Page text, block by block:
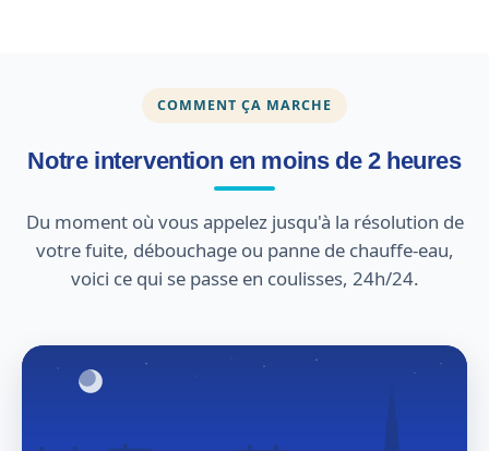
COMMENT ÇA MARCHE
Notre intervention en moins de 2 heures
Du moment où vous appelez jusqu'à la résolution de
votre fuite, débouchage ou panne de chauffe-eau,
voici ce qui se passe en coulisses, 24h/24.